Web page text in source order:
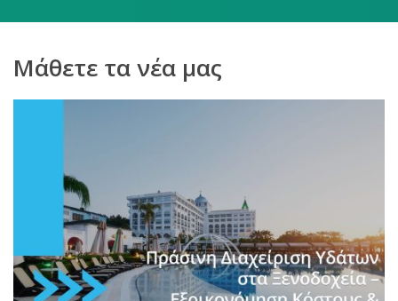
Μάθετε τα νέα μας